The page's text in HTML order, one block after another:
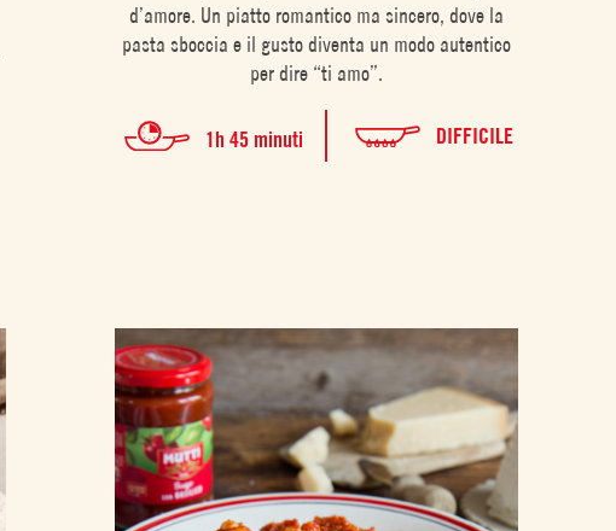
d’amore. Un piatto romantico ma sincero, dove la
pasta sboccia e il gusto diventa un modo autentico
per dire “ti amo”.
1h 45 minuti DIFFICILE